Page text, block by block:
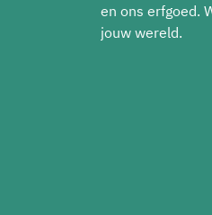
en ons erfgoed.
jouw wereld.